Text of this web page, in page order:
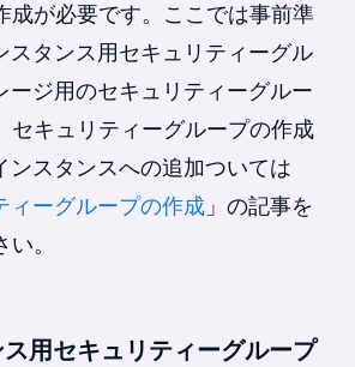
成が必要です。ここでは事前準
スタンス用セキュリティーグル
ージ用のセキュリティーグルー
セキュリティーグループの作成
ンスタンスへの追加ついては
ィーグループの作成」の記事を
。
用セキュリティーグループ